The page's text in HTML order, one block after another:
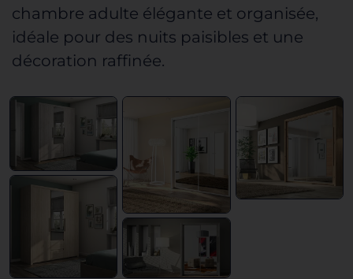
chambre adulte élégante et organisée,
idéale pour des nuits paisibles et une
décoration raffinée.